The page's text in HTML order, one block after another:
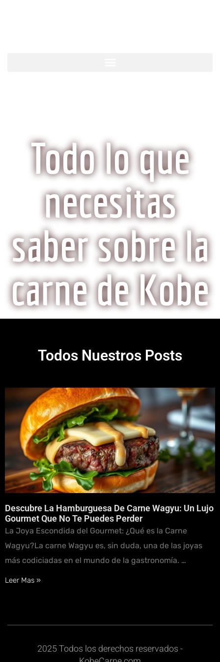
Todo lo que
necesitas
saber sobre la
carne de Kobe
Todos Nuestros Posts
Descubre La Hamburguesa De Carne Wagyu: Un Lujo
Gourmet Que No Te Puedes Perder
La Joya Escondida del Gourmet: ¿Qué es la Carne
Wagyu?La carne Wagyu es, sin duda, una de las joyas
más codiciadas en el mundo de la gastronomía. …
Leer Mas »
2025 Todos los derechos reservados -